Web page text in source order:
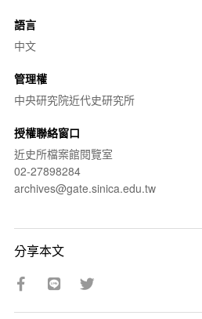
語言
中文
管理權
中央研究院近代史研究所
授權聯絡窗口
近史所檔案館閱覽室
02-27898284
archives@gate.sinica.edu.tw
分享本文